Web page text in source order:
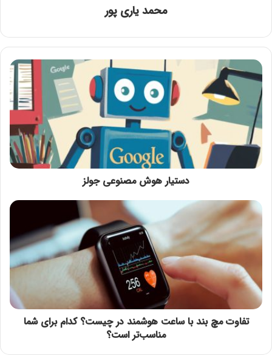
محمد یاری پور
دستیار هوش مصنوعی جولز
تفاوت مچ بند با ساعت هوشمند در چیست؟ کدام برای شما
مناسب‌تر است؟